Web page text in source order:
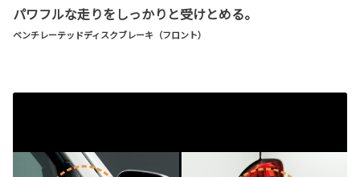
パワフルな走りをしっかりと受けとめる。
ベンチレーテッドディスクブレーキ（フロント）